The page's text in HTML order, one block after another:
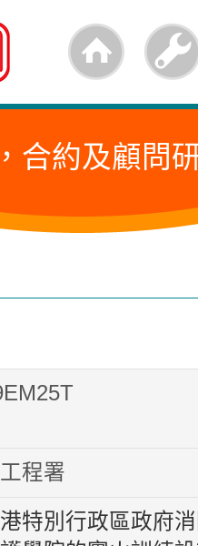
合約及顧問
程署
特別行政區政府